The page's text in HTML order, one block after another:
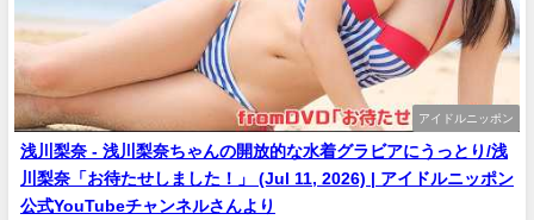
アイドルニッポン
浅川梨奈 - 浅川梨奈ちゃんの開放的な水着グラビアにうっとり/浅
川梨奈「お待たせしました！」 (Jul 11, 2026) | アイドルニッポン
公式YouTubeチャンネルさんより